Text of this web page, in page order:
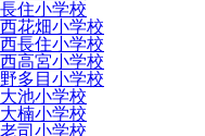
長住小学校
西花畑小学校
西長住小学校
西高宮小学校
野多目小学校
大池小学校
大楠小学校
老司小学校